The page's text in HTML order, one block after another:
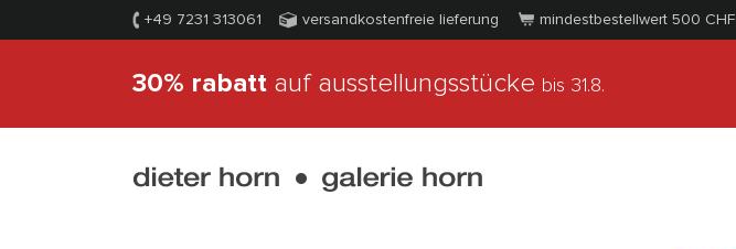
+49 7231 313061 versandkostenfreie lieferung mindestbestellwert 500 CHF
30% rabatt auf ausstellungsstücke bis 31.8.